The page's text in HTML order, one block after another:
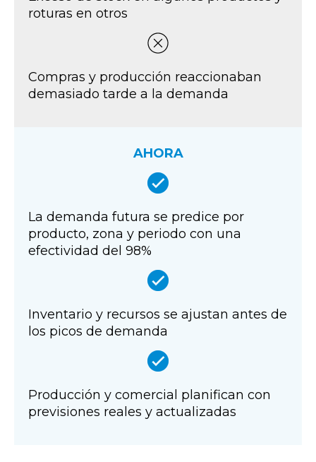
roturas en otros
Compras y producción reaccionaban
demasiado tarde a la demanda
AHORA
La demanda futura se predice por
producto, zona y periodo con una
efectividad del 98%
Inventario y recursos se ajustan antes de
los picos de demanda
Producción y comercial planifican con
previsiones reales y actualizadas